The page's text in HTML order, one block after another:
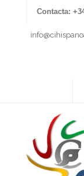
Contacta: